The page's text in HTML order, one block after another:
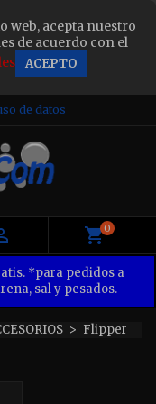
web, acepta nuestro
de acuerdo con el
ACEPTO
de datos
0
*para pedidos a
sal y pesados.
Flipper
×
in your